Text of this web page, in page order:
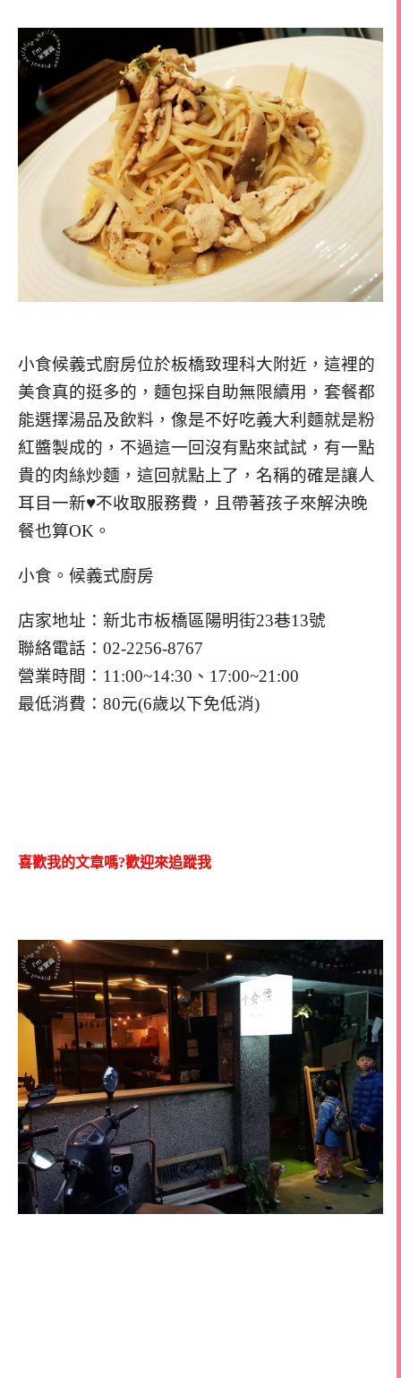
小食候義式廚房位於板橋致理科大附近，這裡的
美食真的挺多的，麵包採自助無限續用，套餐都
能選擇湯品及飲料，像是不好吃義大利麵就是粉
紅醬製成的，不過這一回沒有點來試試，有一點
貴的肉絲炒麵，這回就點上了，名稱的確是讓人
耳目一新♥不收取服務費，且帶著孩子來解決晚
餐也算OK。
小食。候義式廚房
店家地址：新北市板橋區陽明街23巷13號
聯絡電話：02-2256-8767
營業時間：11:00~14:30、17:00~21:00
最低消費：80元(6歲以下免低消)
喜歡我的文章嗎?歡迎來追蹤我